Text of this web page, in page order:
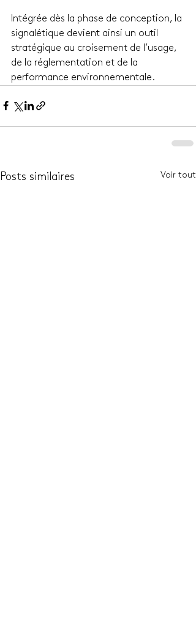
Intégrée dès la phase de conception, la
signalétique devient ainsi un outil
stratégique au croisement de l’usage,
de la réglementation et de la
performance environnementale.
Posts similaires Voir tout